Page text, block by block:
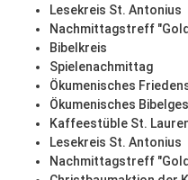
Lesekreis St. Antonius
Nachmittagstreff
Bibelkreis
Spielenachmittag
Ökumenisches
Ökumenisches
Kaffeestüble St.
Lesekreis St. Antonius
Nachmittagstreff